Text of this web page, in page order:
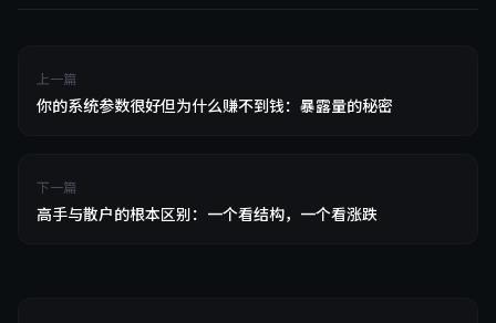
上一篇
你的系统参数很好但为什么赚不到钱：暴露量的秘密
下一篇
高手与散户的根本区别：一个看结构，一个看涨跌